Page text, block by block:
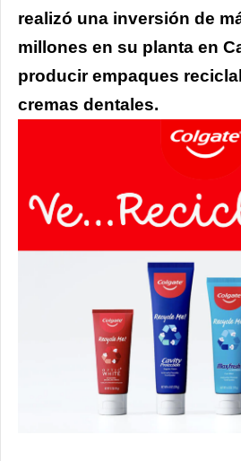
realizó una inversión de
millones en su planta en
producir empaques
cremas dentales.